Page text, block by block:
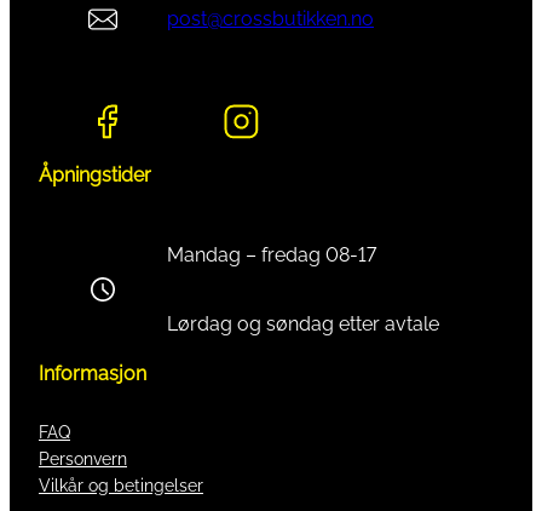
post@crossbutikken.no
Åpningstider
Mandag – fredag 08-17
Lørdag og søndag etter avtale
Informasjon
FAQ
Personvern
Vilkår og betingelser